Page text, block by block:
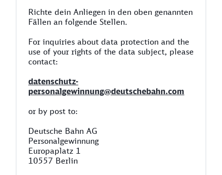
Richte dein Anliegen in den oben genannten
Fällen an folgende Stellen.
For inquiries about data protection and the
use of your rights of the data subject, please
contact:
datenschutz-
personalgewinnung@deutschebahn.com
or by post to:
Deutsche Bahn AG
Personalgewinnung
Europaplatz 1
10557 Berlin